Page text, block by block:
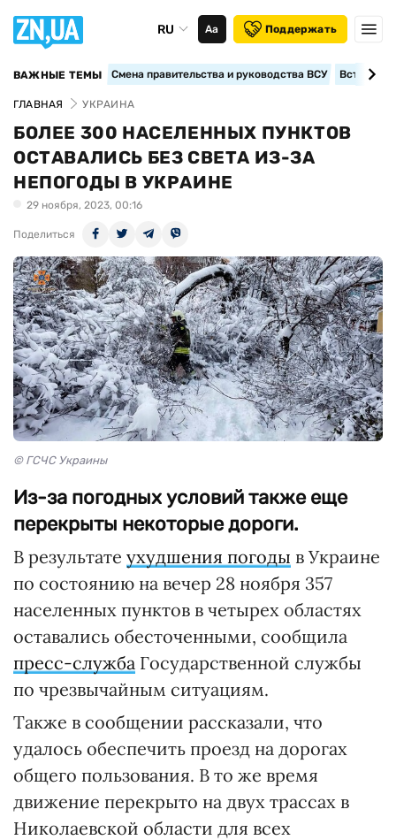
RU Аа Поддержать
ВАЖНЫЕ ТЕМЫ Смена правительства и руководства ВСУ
ГЛАВНАЯ УКРАИНА
БОЛЕЕ 300 НАСЕЛЕННЫХ ПУНКТОВ
ОСТАВАЛИСЬ БЕЗ СВЕТА ИЗ-ЗА
НЕПОГОДЫ В УКРАИНЕ
29 ноября, 2023, 00:16
Поделиться
© ГСЧС Украины
Из-за погодных условий также еще
перекрыты некоторые дороги.
В результате ухудшения погоды в Украине
по состоянию на вечер 28 ноября 357
населенных пунктов в четырех областях
оставались обесточенными, сообщила
пресс-служба Государственной службы
по чрезвычайным ситуациям.
Также в сообщении рассказали, что
удалось обеспечить проезд на дорогах
общего пользования. В то же время
движение перекрыто на двух трассах в
Николаевской области для всех